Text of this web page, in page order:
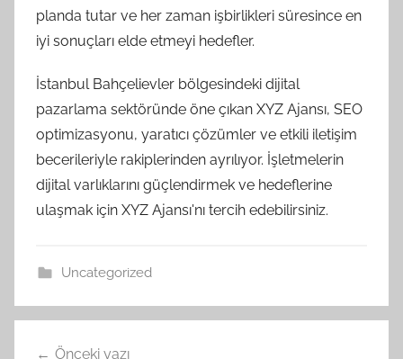
planda tutar ve her zaman işbirlikleri süresince en
iyi sonuçları elde etmeyi hedefler.
İstanbul Bahçelievler bölgesindeki dijital
pazarlama sektöründe öne çıkan XYZ Ajansı, SEO
optimizasyonu, yaratıcı çözümler ve etkili iletişim
becerileriyle rakiplerinden ayrılıyor. İşletmelerin
dijital varlıklarını güçlendirmek ve hedeflerine
ulaşmak için XYZ Ajansı'nı tercih edebilirsiniz.
Uncategorized
Önceki yazı